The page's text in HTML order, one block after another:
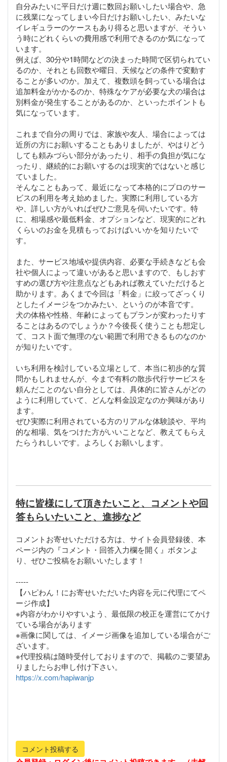
自分みたいに平日だけ週に数回お願いしたい場合や、急
に残業になってしまい今日だけお願いしたい、みたいな
イレギュラーのケースもあり得ると思いますが、そうい
う時にどれくらいの費用感で利用できるのか気になって
います。
例えば、30分や1時間などの決まった時間で区切られてい
るのか、それとも回数や曜日、天候などの条件で変動す
ることが多いのか。加えて、複数頭を飼っている場合は
追加料金がかかるのか、特殊なケアが必要な犬の場合は
別料金が発生することがあるのか、といったポイントも
気になっています。
これまで自分の周りでは、家族や友人、場合によっては
近所の方にお願いすることもありましたが、やはりどう
しても頼みづらい部分があったり、相手の負担が気にな
ったり、継続的にお願いするのは現実的ではないと感じ
ていました。
そんなこともあって、最近になって本格的にプロのサー
ビスの利用を考え始めました。実際に利用している方
や、詳しい方がいればぜひご意見を伺いたいです。特
に、相場感や最低料金、オプションなど、現実的にどれ
くらいのお金を見積もっておけばいいかを知りたいで
す。
また、サービス地域や提供内容、必要な手続きなども会
社や個人によって違いがあると思いますので、もしおす
すめの選び方や注意点などもあれば教えていただけると
助かります。あくまで今回は「料金」に絞ってざっくり
としたイメージをつかみたい、というのが本音です。
犬の体格や性格、年齢によってもプランが変わったりす
ることはあるのでしょうか？今後長く使うことも想定し
て、コスト面で無理のない範囲で利用できるものなのか
が知りたいです。
いち利用を検討している立場として、本当に初歩的な質
問かもしれませんが、今まで有料の散歩代行サービスを
頼んだことのない自分としては、具体的に皆さんがどの
ように利用していて、どんな料金設定なのか興味があり
ます。
ぜひ実際に利用されている方のリアルな体験談や、平均
的な相場、気をつけた方がいいことなど、教えてもらえ
たらうれしいです。よろしくお願いします。
特に皆様にして頂きたいこと、コメントや回
答もらいたいこと、進捗など
コメントお寄せいただける方は、サイト会員登録後、本
ページ内の『コメント・回答入力欄を開く』ボタンよ
り、ぜひご投稿をお願いいたします！
-----
【ハピわん！にお寄せいただいた内容を元に代理にてペ
ージ作成】
※内容がわかりやすいよう、最低限の校正を運営にてかけ
ている場合があります
※画像に関しては、イメージ画像を追加している場合がご
ざいます。
※代理投稿は随時受付しておりますので、掲載のご要望あ
https://x.com/hapiwanjp
コメント投稿する